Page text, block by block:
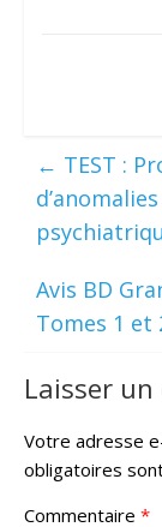
← TEST :
Avis BD
Tomes 1
Laisser
Votre adresse
obligatoires
Commentaire *